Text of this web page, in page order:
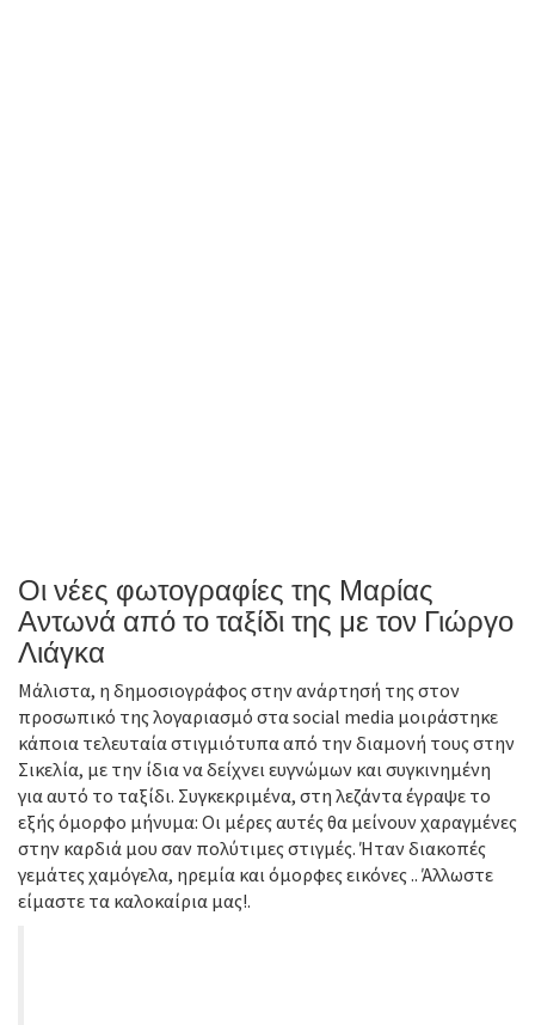
Οι νέες φωτογραφίες της Μαρίας
Αντωνά από το ταξίδι της με τον Γιώργο
Λιάγκα
Μάλιστα, η δημοσιογράφος στην ανάρτησή της στον
προσωπικό της λογαριασμό στα social media μοιράστηκε
κάποια τελευταία στιγμιότυπα από την διαμονή τους στην
Σικελία, με την ίδια να δείχνει ευγνώμων και συγκινημένη
για αυτό το ταξίδι. Συγκεκριμένα, στη λεζάντα έγραψε το
εξής όμορφο μήνυμα: Οι μέρες αυτές θα μείνουν χαραγμένες
στην καρδιά μου σαν πολύτιμες στιγμές. Ήταν διακοπές
γεμάτες χαμόγελα, ηρεμία και όμορφες εικόνες .. Άλλωστε
είμαστε τα καλοκαίρια μας!.